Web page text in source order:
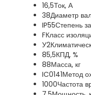
16,5Ток, А
38Диаметр
IP55Степень
FКласс
У2
85,5КПД, %
88Масса, кг
IC0141Метод
1000Частота